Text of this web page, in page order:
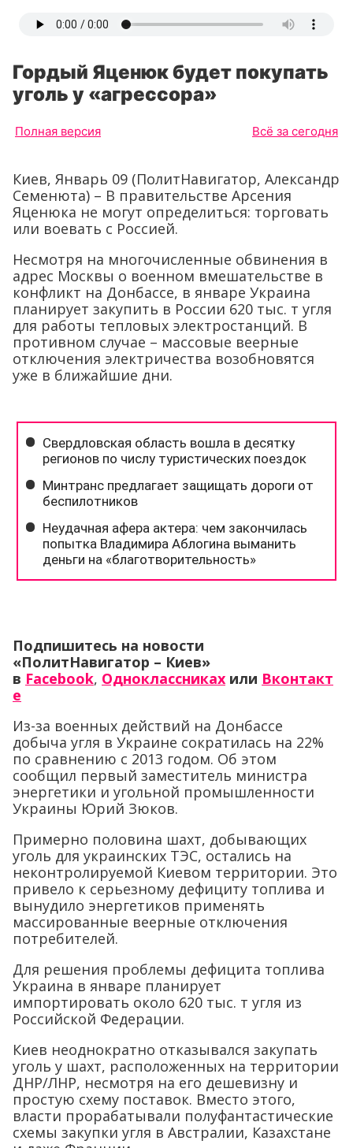
Гордый Яценюк будет покупать
уголь у «агрессора»
Полная версия Всё за сегодня
Киев, Январь 09 (ПолитНавигатор, Александр
Семенюта) – В правительстве Арсения
Яценюка не могут определиться: торговать
или воевать с Россией.
Несмотря на многочисленные обвинения в
адрес Москвы о военном вмешательстве в
конфликт на Донбассе, в январе Украина
планирует закупить в России 620 тыс. т угля
для работы тепловых электростанций. В
противном случае – массовые веерные
отключения электричества возобновятся
уже в ближайшие дни.
Подпишитесь на новости
«ПолитНавигатор – Киев»
в Facebook, Одноклассниках или Вконтакт
е
Из-за военных действий на Донбассе
добыча угля в Украине сократилась на 22%
по сравнению с 2013 годом. Об этом
сообщил первый заместитель министра
энергетики и угольной промышленности
Украины Юрий Зюков.
Примерно половина шахт, добывающих
уголь для украинских ТЭС, остались на
неконтролируемой Киевом территории. Это
привело к серьезному дефициту топлива и
вынудило энергетиков применять
массированные веерные отключения
потребителей.
Для решения проблемы дефицита топлива
Украина в январе планирует
импортировать около 620 тыс. т угля из
Российской Федерации.
Киев неоднократно отказывался закупать
уголь у шахт, расположенных на территории
ДНР/ЛНР, несмотря на его дешевизну и
простую схему поставок. Вместо этого,
власти прорабатывали полуфантастические
схемы закупки угля в Австралии, Казахстане